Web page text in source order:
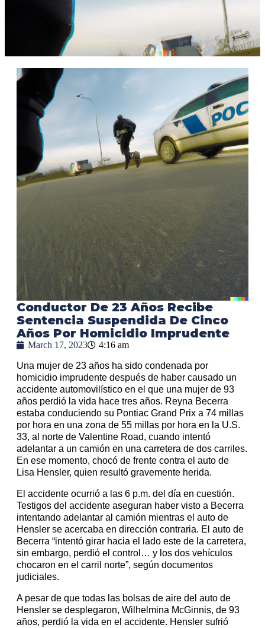
Conductor De 23 Años Recibe
Sentencia Suspendida De Cinco
Años Por Homicidio Imprudente
March 17, 2023 4:16 am
Una mujer de 23 años ha sido condenada por
homicidio imprudente después de haber causado un
accidente automovilístico en el que una mujer de 93
años perdió la vida hace tres años. Reyna Becerra
estaba conduciendo su Pontiac Grand Prix a 74 millas
por hora en una zona de 55 millas por hora en la U.S.
33, al norte de Valentine Road, cuando intentó
adelantar a un camión en una carretera de dos carriles.
En ese momento, chocó de frente contra el auto de
Lisa Hensler, quien resultó gravemente herida.
El accidente ocurrió a las 6 p.m. del día en cuestión.
Testigos del accidente aseguran haber visto a Becerra
intentando adelantar al camión mientras el auto de
Hensler se acercaba en dirección contraria. El auto de
Becerra “intentó girar hacia el lado este de la carretera,
sin embargo, perdió el control… y los dos vehículos
chocaron en el carril norte”, según documentos
judiciales.
A pesar de que todas las bolsas de aire del auto de
Hensler se desplegaron, Wilhelmina McGinnis, de 93
años, perdió la vida en el accidente. Hensler sufrió